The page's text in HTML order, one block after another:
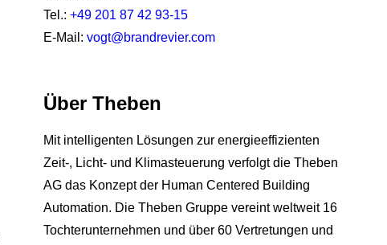
Tel.: +49 201 87 42 93-15
E-Mail: vogt@brandrevier.com
Über Theben
Mit intelligenten Lösungen zur energieeffizienten
Zeit-, Licht- und Klimasteuerung verfolgt die Theben
AG das Konzept der Human Centered Building
Automation. Die Theben Gruppe vereint weltweit 16
Tochterunternehmen und über 60 Vertretungen und